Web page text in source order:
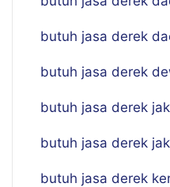
butuh jasa derek
butuh jasa derek
butuh jasa derek
butuh jasa derek
butuh jasa derek